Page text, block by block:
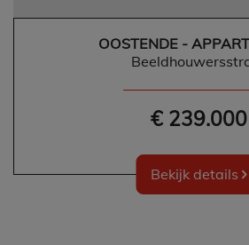
OOSTENDE -
€ 239.000
Bekijk details